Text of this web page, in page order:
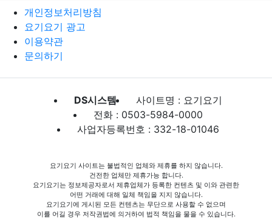
개인정보처리방침
요기요기 광고
이용약관
문의하기
DS시스템
사이트명 : 요기요기
전화 : 0503-5984-0000
사업자등록번호 : 332-18-01046
요기요기 사이트는 불법적인 업체와 제휴를 하지 않습니다.
건전한 업체만 제휴가능 합니다.
요기요기는 정보제공자로서 제휴업체가 등록한 컨텐츠 및 이와 관련한
어떤 거래에 대해 일체 책임을 지지 않습니다.
요기요기에 게시된 모든 컨텐츠는 무단으로 사용할 수 없으며
이를 어길 경우 저작권법에 의거하여 법적 책임을 물을 수 있습니다.